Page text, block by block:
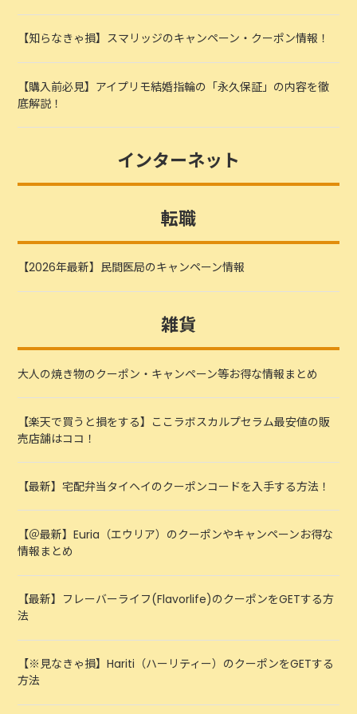
【知らなきゃ損】スマリッジのキャンペーン・クーポン情報！
【購入前必見】アイプリモ結婚指輪の「永久保証」の内容を徹
底解説！
インターネット
転職
【2026年最新】民間医局のキャンペーン情報
雑貨
大人の焼き物のクーポン・キャンペーン等お得な情報まとめ
【楽天で買うと損をする】ここラボスカルプセラム最安値の販
売店舗はココ！
【最新】宅配弁当タイヘイのクーポンコードを入手する方法！
【＠最新】Euria（エウリア）のクーポンやキャンペーンお得な
情報まとめ
【最新】フレーバーライフ(Flavorlife)のクーポンをGETする方
法
【※見なきゃ損】Hariti（ハーリティー）のクーポンをGETする
方法